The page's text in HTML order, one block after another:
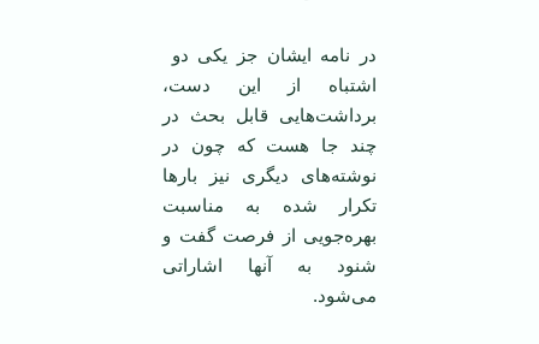
در نامه ایشان جز یکی دو
اشتباه از این دست،
برداشت‌هایی قابل بحث در
چند جا هست که چون در
نوشته‌های دیگری نیز بارها
تکرار شده به مناسبت
بهره‌جویی از فرصت گفت و
شنود به آنها اشاراتی
می‌شود.